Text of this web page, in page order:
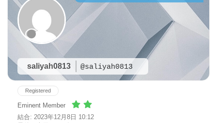
saliyah0813 @saliyah0813
Registered
Eminent Member
結合: 2023年12月8日 10:12